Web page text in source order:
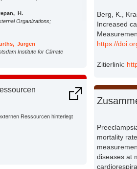
H.
Organizations;
Jürgen
Institute for Climate
N.
Ressourcen hinterlegt
Berg, K.,
Increased
https://
Zitierlink:
mortality
diseases at